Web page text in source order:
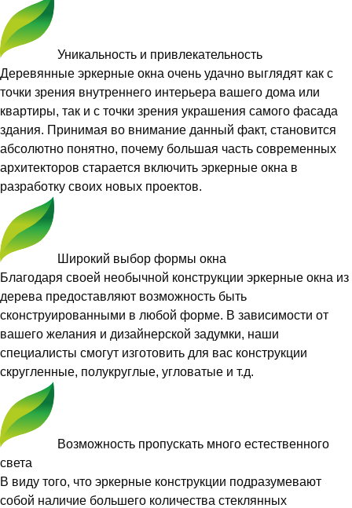
Уникальность и привлекательность
Деревянные эркерные окна очень удачно выглядят как с
точки зрения внутреннего интерьера вашего дома или
квартиры, так и с точки зрения украшения самого фасада
здания. Принимая во внимание данный факт, становится
абсолютно понятно, почему большая часть современных
архитекторов старается включить эркерные окна в
разработку своих новых проектов.
Широкий выбор формы окна
Благодаря своей необычной конструкции эркерные окна из
дерева предоставляют возможность быть
сконструированными в любой форме. В зависимости от
вашего желания и дизайнерской задумки, наши
специалисты смогут изготовить для вас конструкции
скругленные, полукруглые, угловатые и т.д.
Возможность пропускать много естественного
света
В виду того, что эркерные конструкции подразумевают
собой наличие большего количества стеклянных